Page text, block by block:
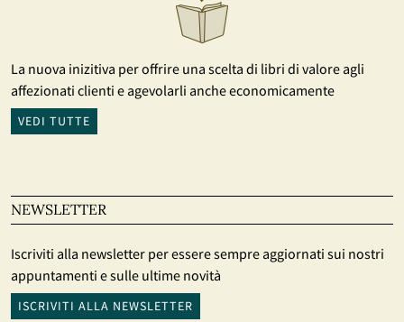
La nuova inizitiva per offrire una scelta di libri di valore agli
affezionati clienti e agevolarli anche economicamente
VEDI TUTTE
NEWSLETTER
Iscriviti alla newsletter per essere sempre aggiornati sui nostri
appuntamenti e sulle ultime novità
ISCRIVITI ALLA NEWSLETTER